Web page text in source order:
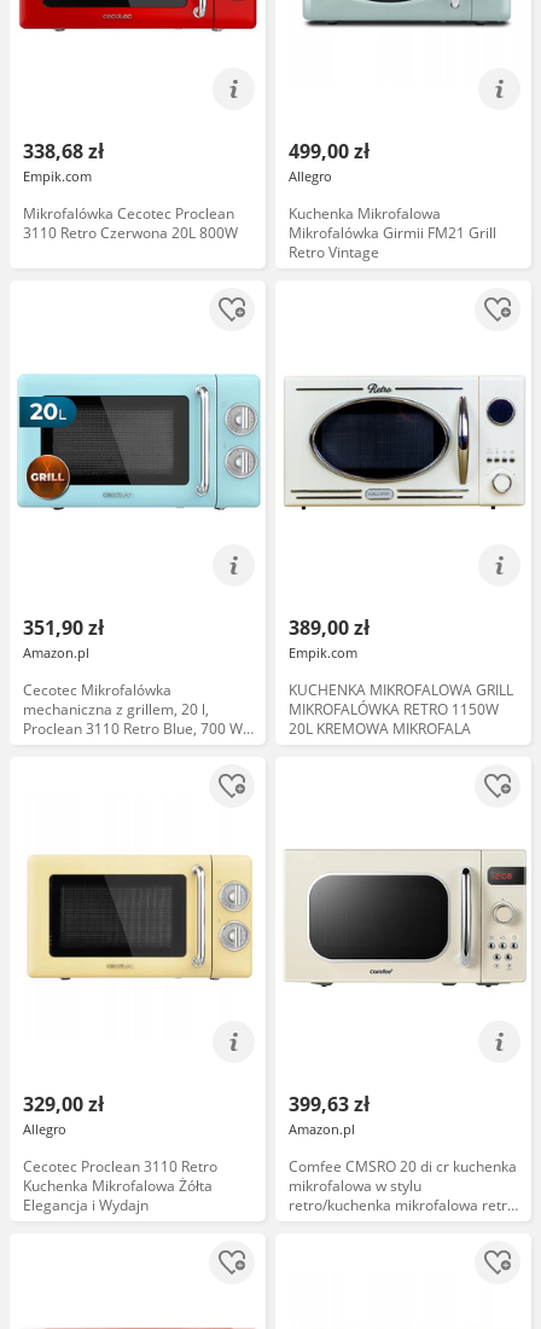
338,68 zł
Empik.com
Mikrofalówka Cecotec Proclean
3110 Retro Czerwona 20L 800W
499,00 zł
Allegro
Kuchenka Mikrofalowa
Mikrofalówka Girmii FM21 Grill
Retro Vintage
351,90 zł
Amazon.pl
Cecotec Mikrofalówka
mechaniczna z grillem, 20 l,
Proclean 3110 Retro Blue, 700 W z
6 poziomami, timer do 30 min,
niebieski, wykończenia stalowe
389,00 zł
Empik.com
KUCHENKA MIKROFALOWA GRILL
MIKROFALÓWKA RETRO 1150W
20L KREMOWA MIKROFALA
329,00 zł
Allegro
Cecotec Proclean 3110 Retro
Kuchenka Mikrofalowa Żółta
Elegancja i Wydajn
399,63 zł
Amazon.pl
Comfee CMSRO 20 di cr kuchenka
mikrofalowa w stylu
retro/kuchenka mikrofalowa retro
z 8 automatycznymi menu, 5
przycisk ekspresowy, przycisk